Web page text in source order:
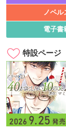
ノベル
電子書
特設ページ